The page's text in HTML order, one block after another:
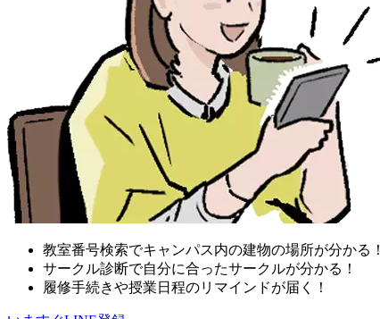
教室番号検索でキャンパス内の建物の場所が分かる！
サークル診断で自分に合ったサークルが分かる！
履修手続きや授業日程のリマインドが届く！